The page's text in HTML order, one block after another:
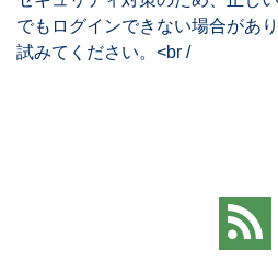
でもログインできない場合があ
試みてください。<br /